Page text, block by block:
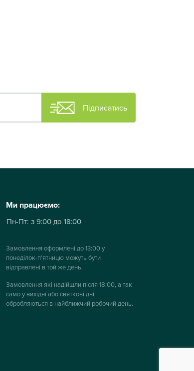
Підписатись
Ми працюємо:
Пн-Пт: з 9:00 до 18:00
Замовлення оформлені до 13:00 у
понеділок-п'ятницю можуть бути
відправлені в той же день.
Замовлення які надійшли після 18:00, а так
само у вихідні або святкові дні
обробляються в найближчий робочий день.